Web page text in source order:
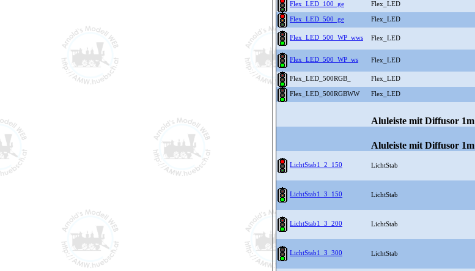
Flex_LED_100_ge Flex_LED
Flex_LED_500_ge Flex_LED
Flex_LED_500_WP_wws Flex_LED
Flex_LED_500_WP_ws Flex_LED
Flex_LED_500RGB_ Flex_LED
Flex_LED_500RGBWW Flex_LED
Aluleiste mit Diffusor 1m
Aluleiste mit Diffusor 1m
LichtStab1_2_150 LichtStab
LichtStab1_3_150 LichtStab
LichtStab1_3_200 LichtStab
LichtStab1_3_300 LichtStab